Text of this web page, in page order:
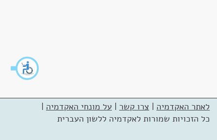
לאתר האקדמיה | צרו קשר | על מונחי האקדמיה |
כל הזכויות שמורות לאקדמיה ללשון העברית